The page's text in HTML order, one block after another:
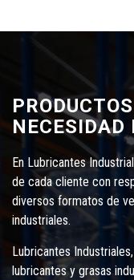
NECESIDAD
En Lubricantes
de cada cliente con
diversos formatos de
industriales.
Lubricantes
lubricantes y grasas